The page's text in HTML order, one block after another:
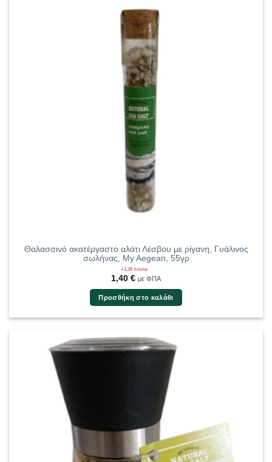
Θαλασσινό ακατέργαστο αλάτι Λέσβου με ρίγανη, Γυάλινος
σωλήνας, My Aegean, 55γρ
+1,26 πόντοι
1,40 € με ΦΠΑ
Προσθήκη στο καλάθι